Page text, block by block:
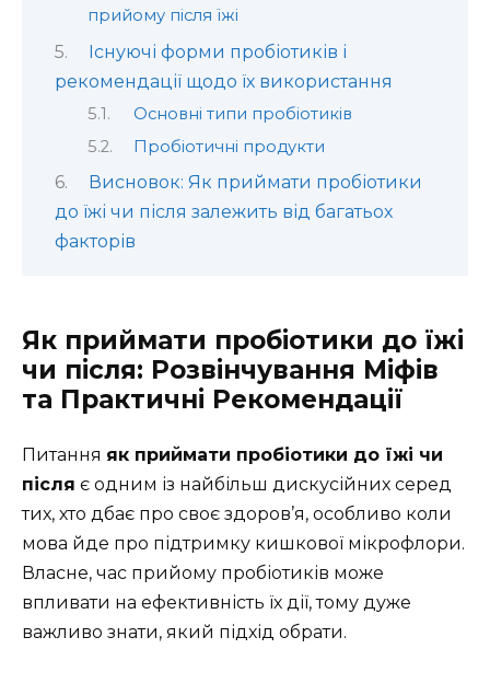
прийому після їжі
Існуючі форми пробіотиків і
рекомендації щодо їх використання
Основні типи пробіотиків
Пробіотичні продукти
Висновок: Як приймати пробіотики
до їжі чи після залежить від багатьох
факторів
Як приймати пробіотики до їжі
чи після: Розвінчування Міфів
та Практичні Рекомендації
Питання як приймати пробіотики до їжі чи
після є одним із найбільш дискусійних серед
тих, хто дбає про своє здоров’я, особливо коли
мова йде про підтримку кишкової мікрофлори.
Власне, час прийому пробіотиків може
впливати на ефективність їх дії, тому дуже
важливо знати, який підхід обрати.